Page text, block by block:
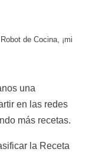
de Cocina, ¡mi
una
en las redes
más recetas.
la Receta